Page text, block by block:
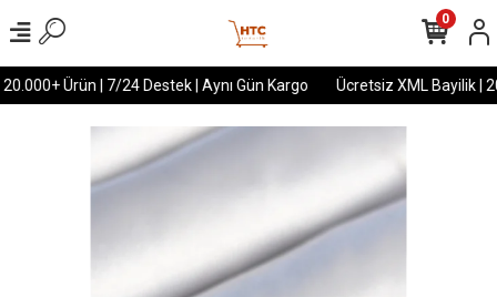
Ürün | 7/24 Destek | Aynı Gün Kargo Ücretsiz XML Bayilik |
0